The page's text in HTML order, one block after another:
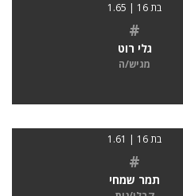
בת 16 | 1.65
#
גלי רוט
מגיש/ה
בת 16 | 1.61
#
תמר שמחי